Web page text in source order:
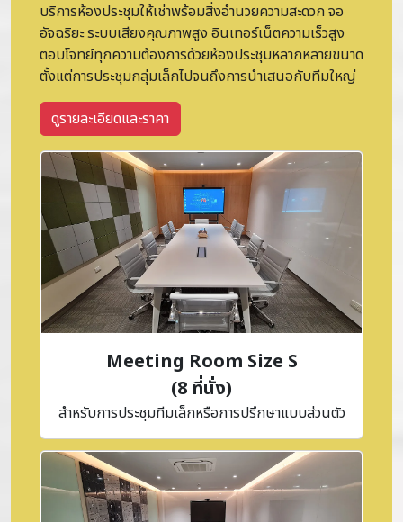
บริการห้องประชุมให้เช่าพร้อมสิ่งอำนวยความสะดวก จอ
อัจฉริยะ ระบบเสียงคุณภาพสูง อินเทอร์เน็ตความเร็วสูง
ตอบโจทย์ทุกความต้องการด้วยห้องประชุมหลากหลายขนาด
ตั้งแต่การประชุมกลุ่มเล็กไปจนถึงการนำเสนอกับทีมใหญ่
ดูรายละเอียดและราคา
Meeting Room Size S
(8 ที่นั่ง)
สำหรับการประชุมทีมเล็กหรือการปรึกษาแบบส่วนตัว